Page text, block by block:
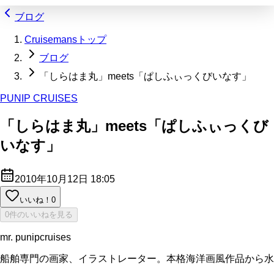
ブログ
Cruisemansトップ
ブログ
「しらはま丸」meets「ぱしふぃっくびいなす」
PUNIP CRUISES
「しらはま丸」meets「ぱしふぃっくび
いなす」
2010年10月12日 18:05
いいね！ 0
0件のいいねを見る
mr. punipcruises
船舶専門の画家、イラストレーター。本格海洋画風作品から水